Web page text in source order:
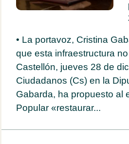
• La portavoz, Cristina
que esta infraestructura
Castellón, jueves 28 de
Ciudadanos (Cs) en la
Gabarda, ha propuesto al
Popular «restaurar...